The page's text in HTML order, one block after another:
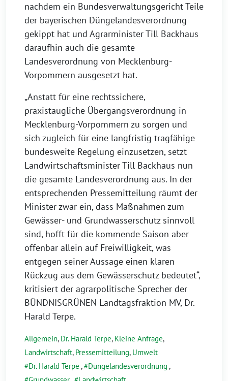
nachdem ein Bundesverwaltungsgericht Teile
der bayerischen Düngelandesverordnung
gekippt hat und Agrarminister Till Backhaus
daraufhin auch die gesamte
Landesverordnung von Mecklenburg-
Vorpommern ausgesetzt hat.
„Anstatt für eine rechtssichere,
praxistaugliche Übergangsverordnung in
Mecklenburg-Vorpommern zu sorgen und
sich zugleich für eine langfristig tragfähige
bundesweite Regelung einzusetzen, setzt
Landwirtschaftsminister Till Backhaus nun
die gesamte Landesverordnung aus. In der
entsprechenden Pressemitteilung räumt der
Minister zwar ein, dass Maßnahmen zum
Gewässer- und Grundwasserschutz sinnvoll
sind, hofft für die kommende Saison aber
offenbar allein auf Freiwilligkeit, was
entgegen seiner Aussage einen klaren
Rückzug aus dem Gewässerschutz bedeutet“,
kritisiert der agrarpolitische Sprecher der
BÜNDNISGRÜNEN Landtagsfraktion MV, Dr.
Harald Terpe.
Allgemein, Dr. Harald Terpe, Kleine Anfrage,
Landwirtschaft, Pressemitteilung, Umwelt
Dr. Harald Terpe , Düngelandesverordnung ,